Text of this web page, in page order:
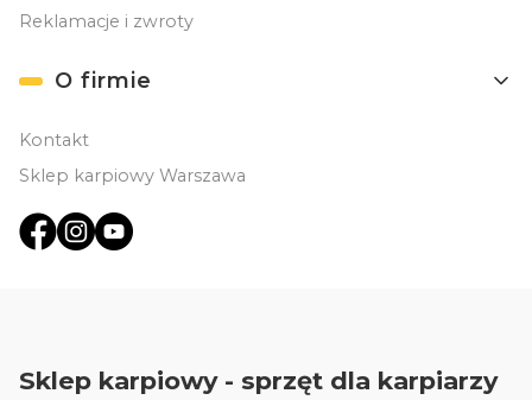
Reklamacje i zwroty
O firmie
Kontakt
Sklep karpiowy Warszawa
Sklep karpiowy - sprzęt dla karpiarzy